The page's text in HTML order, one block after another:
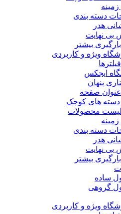
دسته بندی
هدر
بی نهایت
بیشتر
ویژه و کاربردی
ایجکس
پنهان
صفحه
دسته های کوچک
لیست محصولات
دسته بندی
هدر
بی نهایت
بیشتر
ساده
گروهی
ویژه و کاربردی